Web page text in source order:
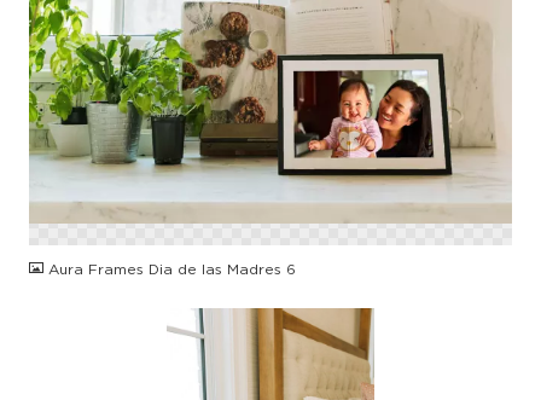
PNG
Aura Frames Dia de las Madres 6